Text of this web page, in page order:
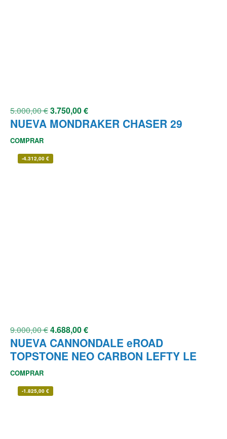
5.000,00€3.750,00€
NUEVA MONDRAKER CHASER 29
COMPRAR
-4.312,00 €
9.000,00€4.688,00€
NUEVA CANNONDALE eROAD
TOPSTONE NEO CARBON LEFTY LE
COMPRAR
-1.825,00 €